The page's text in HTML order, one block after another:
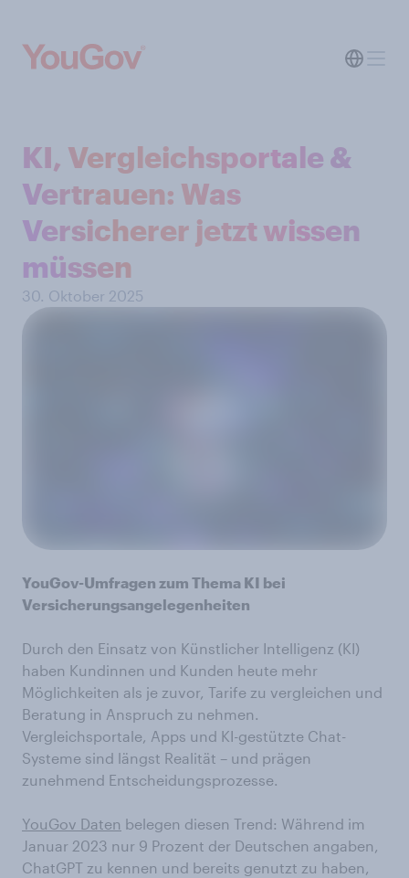
KI, Vergleichsportale &
Vertrauen: Was
Versicherer jetzt wissen
müssen
30. Oktober 2025
YouGov-Umfragen zum Thema KI bei
Versicherungsangelegenheiten
Durch den Einsatz von Künstlicher Intelligenz (KI)
haben Kundinnen und Kunden heute mehr
Möglichkeiten als je zuvor, Tarife zu vergleichen und
Beratung in Anspruch zu nehmen.
Vergleichsportale, Apps und KI-gestützte Chat-
Systeme sind längst Realität – und prägen
zunehmend Entscheidungsprozesse.
YouGov Daten belegen diesen Trend: Während im
Januar 2023 nur 9 Prozent der Deutschen angaben,
ChatGPT zu kennen und bereits genutzt zu haben,